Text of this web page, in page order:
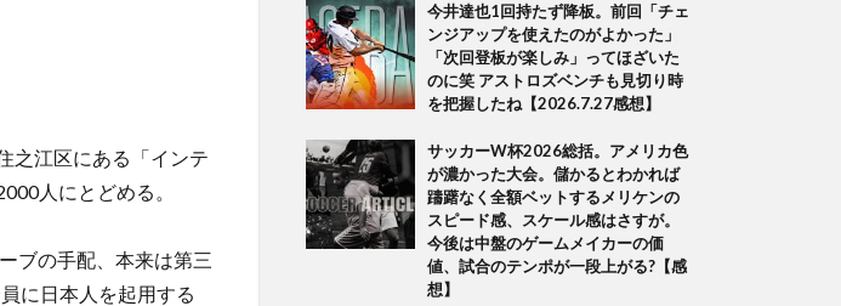
之江区にある「インテ
人にとどめる。
ブの手配、本来は第三
に日本人を起用する
今井達也1回持たず降板。前回「チェ
ンジアップを使えたのがよかった」
「次回登板が楽しみ」ってほざいた
のに笑 アストロズベンチも見切り時
を把握したね【2026.7.27感想】
サッカーW杯2026総括。アメリカ色
が濃かった大会。儲かるとわかれば
躊躇なく全額ベットするメリケンの
スピード感、スケール感はさすが。
今後は中盤のゲームメイカーの価
値、試合のテンポが一段上がる?【感
想】